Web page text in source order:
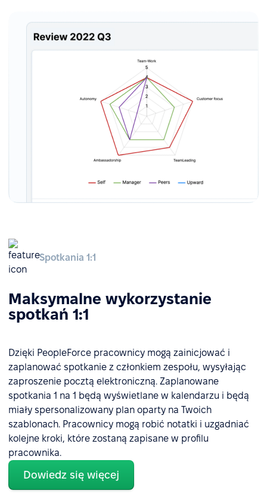
Spotkania 1:1
Maksymalne wykorzystanie
spotkań 1:1
Dzięki PeopleForce pracownicy mogą zainicjować i
zaplanować spotkanie z członkiem zespołu, wysyłając
zaproszenie pocztą elektroniczną. Zaplanowane
spotkania 1 na 1 będą wyświetlane w kalendarzu i będą
miały spersonalizowany plan oparty na Twoich
szablonach. Pracownicy mogą robić notatki i uzgadniać
kolejne kroki, które zostaną zapisane w profilu
pracownika.
Dowiedz się więcej